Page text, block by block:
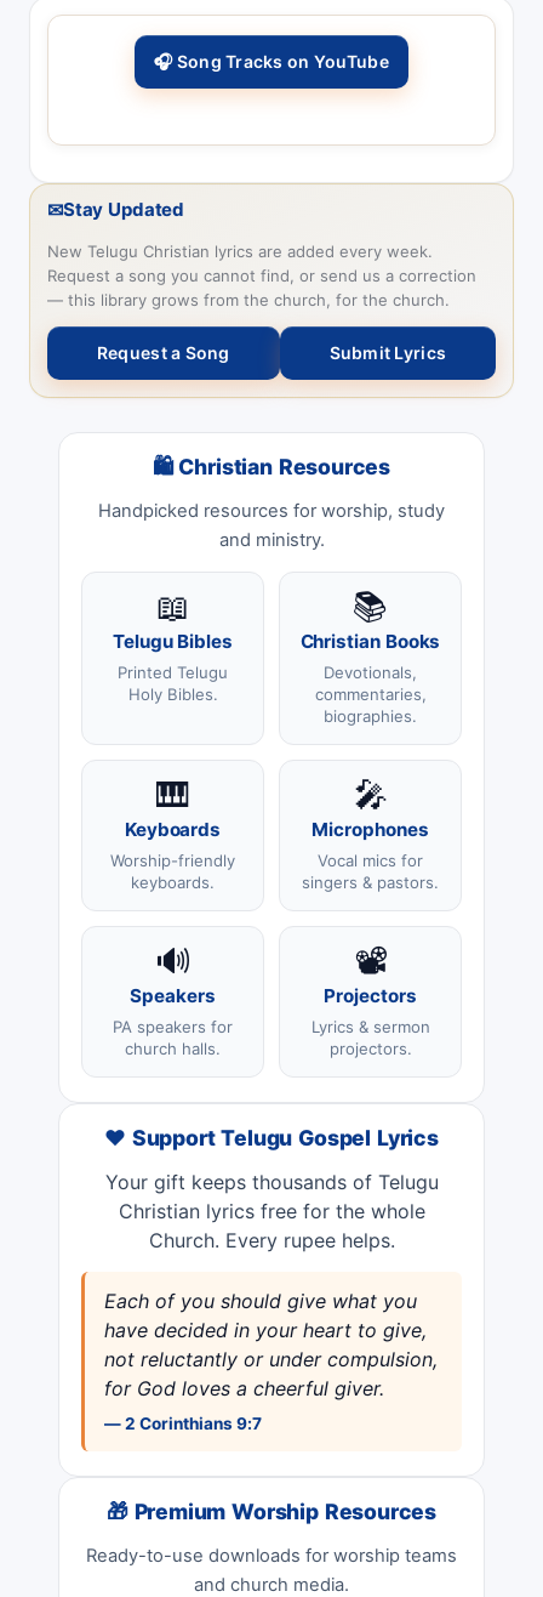
🎧 Song Tracks on YouTube
✉Stay Updated
New Telugu Christian lyrics are added every week.
Request a song you cannot find, or send us a correction
— this library grows from the church, for the church.
Request a Song Submit Lyrics
🛍 Christian Resources
Handpicked resources for worship, study
and ministry.
📖
Telugu Bibles
Printed Telugu
Holy Bibles.
📚
Christian Books
Devotionals,
commentaries,
biographies.
🎹
Keyboards
Worship-friendly
keyboards.
🎤
Microphones
Vocal mics for
singers & pastors.
🔊
Speakers
PA speakers for
church halls.
📽️
Projectors
Lyrics & sermon
projectors.
❤️ Support Telugu Gospel Lyrics
Your gift keeps thousands of Telugu
Christian lyrics free for the whole
Church. Every rupee helps.
Each of you should give what you
have decided in your heart to give,
not reluctantly or under compulsion,
for God loves a cheerful giver.
— 2 Corinthians 9:7
🎁 Premium Worship Resources
Ready-to-use downloads for worship teams
and church media.